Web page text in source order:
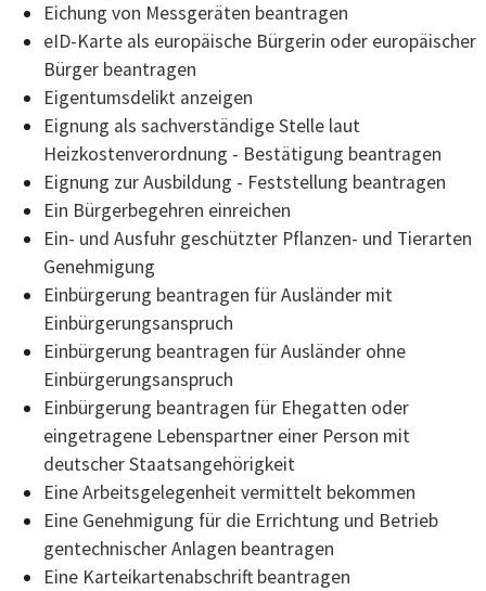
Eichung von Messgeräten beantragen
eID-Karte als europäische Bürgerin oder europäischer
Bürger beantragen
Eigentumsdelikt anzeigen
Eignung als sachverständige Stelle laut
Heizkostenverordnung - Bestätigung beantragen
Eignung zur Ausbildung - Feststellung beantragen
Ein Bürgerbegehren einreichen
Ein- und Ausfuhr geschützter Pflanzen- und Tierarten
Genehmigung
Einbürgerung beantragen für Ausländer mit
Einbürgerungsanspruch
Einbürgerung beantragen für Ausländer ohne
Einbürgerungsanspruch
Einbürgerung beantragen für Ehegatten oder
eingetragene Lebenspartner einer Person mit
deutscher Staatsangehörigkeit
Eine Arbeitsgelegenheit vermittelt bekommen
Eine Genehmigung für die Errichtung und Betrieb
gentechnischer Anlagen beantragen
Eine Karteikartenabschrift beantragen